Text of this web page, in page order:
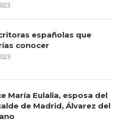
españolas que
conocer
María Eulalia, esposa del
de Madrid, Álvarez del